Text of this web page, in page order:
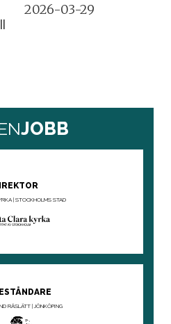
2026-03-29